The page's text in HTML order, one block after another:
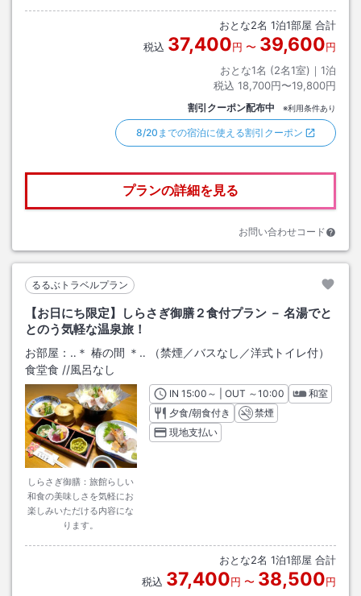
おとな2名 1泊1部屋 合計
税込 37,400円 〜 39,600円
おとな1名 (2名1室)｜ 1泊
税込 18,700円〜19,800円
割引クーポン配布中 ※利用条件あり
8/20までの宿泊に使える割引クーポン
プランの詳細を見る
お問い合わせコード
るるぶトラベルプラン
【お日にち限定】しらさぎ御膳２食付プラン － 名湯でと
とのう気軽な温泉旅！
お部屋： ‥＊ 椿の間 ＊‥ （禁煙／バスなし／洋式トイレ付）
食堂食 //風呂なし
しらさぎ御膳：旅館らしい
和食の美味しさを気軽にお
楽しみいただける内容にな
ります。
INチェックイン
15:00 ～ | OUT チェックアウト
～10:00
和室
夕食/朝食付き
禁煙
現地支払い
おとな2名 1泊1部屋 合計
税込 37,400円 〜 38,500円